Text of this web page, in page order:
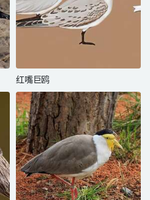
红嘴巨鸥